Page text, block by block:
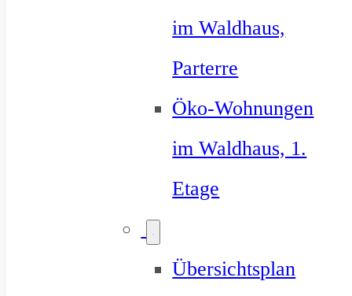
im Waldhaus,
Parterre
Öko-Wohnungen
im Waldhaus, 1.
Etage
Übersichtsplan